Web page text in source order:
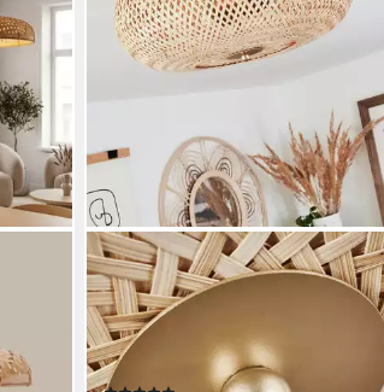
in
HOFSTEIN
Deckenleuchte »Decollatura« runde
Deckenlampe aus Holz/Metall in
Natur/Messingfarben, ohne
Leuchtmittel, Leuchte in Gitter-Optik